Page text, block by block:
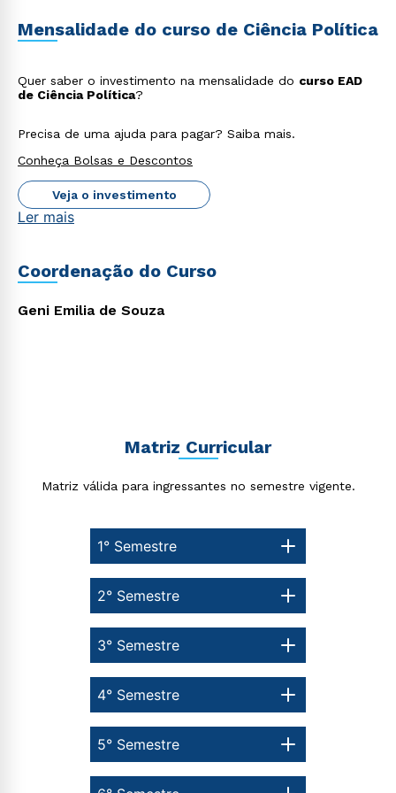
Mensalidade do curso de Ciência Política
Quer saber o investimento na mensalidade do curso EAD
de Ciência Política?
Precisa de uma ajuda para pagar? Saiba mais.
Conheça Bolsas e Descontos
Veja o investimento
Ler mais
Coordenação do Curso
Geni Emilia de Souza
Matriz Curricular
Matriz válida para ingressantes no semestre vigente.
1° Semestre
5° Semestre
4° Semestre
3° Semestre
2° Semestre
ou